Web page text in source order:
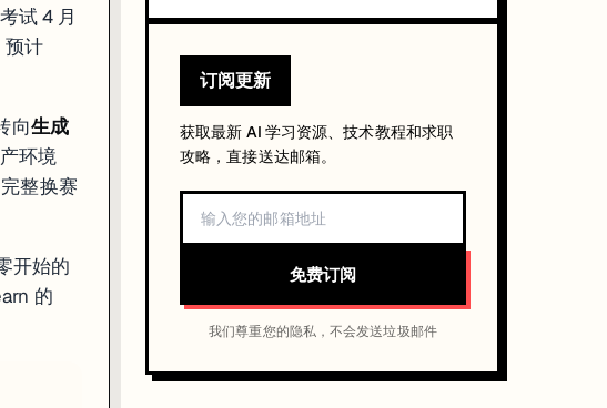
入所有 Associate 级考试。考试价格不变，仍为 USD 165。
Multimodal Data Pipelines
模块：
Certified Associate Developer 备考者可以把这个当作 AI 数据管道的实战补充。
试 4 月
计
向生成
环境
整换赛
开始的
的
订阅更新
获取最新 AI 学习资源、技术教程和求职
攻略，直接送达邮箱。
免费订阅
我们尊重您的隐私，不会发送垃圾邮件